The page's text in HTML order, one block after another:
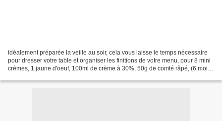
idéalement préparée la veille au soir, cela vous laisse le temps nécessaire
pour dresser votre table et organiser les finitions de votre menu, pour 8 mini
crèmes, 1 jaune d'oeuf, 100ml de crème à 30%, 50g de comté râpé, (6 mois